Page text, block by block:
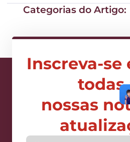
Categorias do Artigo:
Inscreva-se
todas
nossas